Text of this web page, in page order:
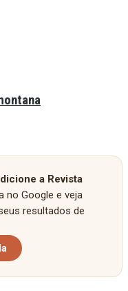
a Revista
no Google e veja
resultados de